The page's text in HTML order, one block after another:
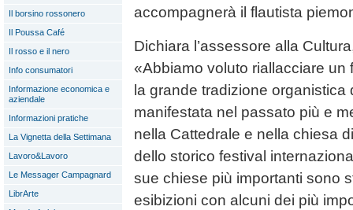
Il borsino rossonero
Il Poussa Café
Il rosso e il nero
Info consumatori
Informazione economica e
aziendale
Informazioni pratiche
La Vignetta della Settimana
Lavoro&Lavoro
Le Messager Campagnard
LibrArte
accompagnerà il flautista
Dichiara l’assessore alla
«Abbiamo voluto riallacciare un
la grande tradizione organistica
manifestata nel passato più e
nella Cattedrale e nella chiesa
dello storico festival
sue chiese più importanti sono
esibizioni con alcuni dei più